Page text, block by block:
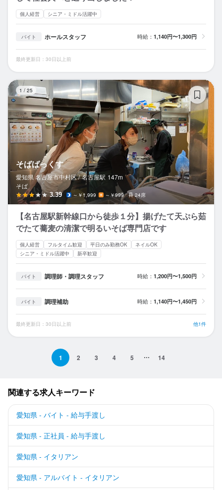
個人経営 シニア・ミドル活躍中
バイト ホールスタッフ 時給： 1,140円〜1,300円
最終更新日：30日以上前
1 / 25
そばばっくす
愛知県 名古屋市中村区 / 名古屋駅 147m
そば
3.39 ～￥1,999 ～￥999 24席
【名古屋駅新幹線口から徒歩１分】揚げたて天ぷら茹
でたて蕎麦の清潔で明るいそば専門店です
個人経営 フルタイム歓迎 平日のみ勤務OK
ネイルOK
シニア・ミドル活躍中
新卒歓迎
バイト 調理師・調理スタッフ 時給： 1,200円〜1,500円
バイト 調理補助 時給： 1,140円〜1,450円
最終更新日：30日以上前 他1件
1 2 3 4 5 14
関連する求人キーワード
愛知県 - バイト - 給与手渡し
愛知県 - 正社員 - 給与手渡し
愛知県 - イタリアン
愛知県 - アルバイト - イタリアン